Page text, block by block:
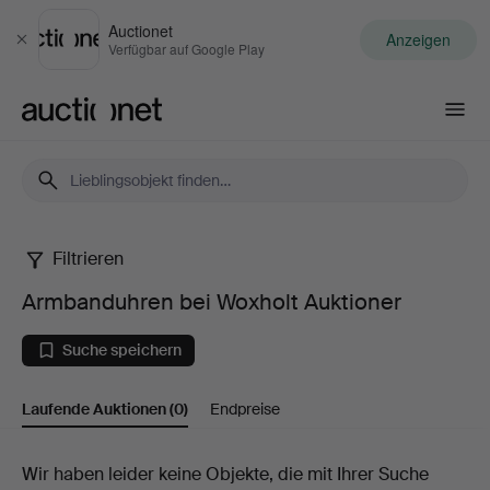
Schließen
Auctionet
Verfügbar auf Google Play Anzeigen
Armbanduhren
bei
Woxholt
Auktioner
Filtrieren
Armbanduhren bei Woxholt Auktioner
Suche speichern
Laufende Auktionen(0) Endpreise
Laufende
Wir haben leider keine Objekte, die mit Ihrer Suche